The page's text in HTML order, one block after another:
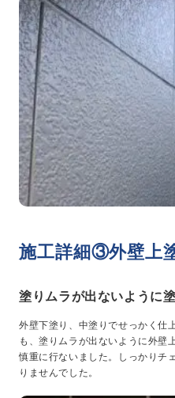
施工詳細③外壁上
塗りムラが出ないように
外壁下塗り、中塗りでせっかく仕
も、塗りムラが出ないように外壁
慎重に行ないました。しっかりチ
りませんでした。